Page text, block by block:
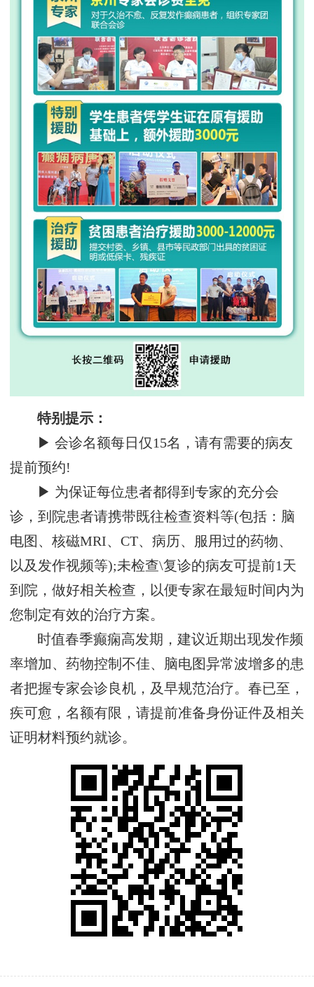
特别提示：
▶ 会诊名额每日仅15名，请有需要的病友
提前预约!
▶ 为保证每位患者都得到专家的充分会
诊，到院患者请携带既往检查资料等(包括：脑
电图、核磁MRI、CT、病历、服用过的药物、
以及发作视频等);未检查\复诊的病友可提前1天
到院，做好相关检查，以便专家在最短时间内为
您制定有效的治疗方案。
时值春季癫痫高发期，建议近期出现发作频
率增加、药物控制不佳、脑电图异常波增多的患
者把握专家会诊良机，及早规范治疗。春已至，
疾可愈，名额有限，请提前准备身份证件及相关
证明材料预约就诊。